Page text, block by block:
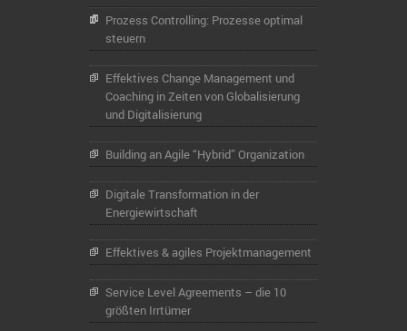
Prozess Controlling: Prozesse optimal
steuern
Effektives Change Management und
Coaching in Zeiten von Globalisierung
und Digitalisierung
Building an Agile “Hybrid” Organization
Digitale Transformation in der
Energiewirtschaft
Effektives & agiles Projektmanagement
Service Level Agreements – die 10
größten Irrtümer